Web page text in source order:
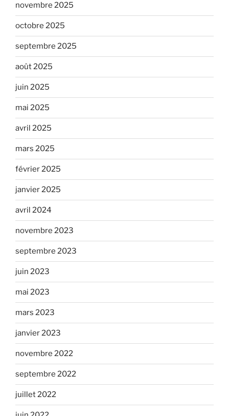
novembre 2025
octobre 2025
septembre 2025
août 2025
juin 2025
mai 2025
avril 2025
mars 2025
février 2025
janvier 2025
avril 2024
novembre 2023
septembre 2023
juin 2023
mai 2023
mars 2023
janvier 2023
novembre 2022
septembre 2022
juillet 2022